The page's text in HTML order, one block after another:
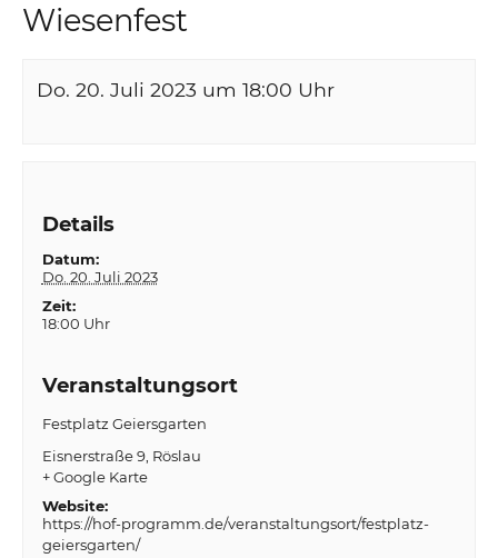
Wiesenfest
Do. 20. Juli 2023 um 18:00 Uhr
Details
Datum:
Do. 20. Juli 2023
Zeit:
18:00 Uhr
Veranstaltungsort
Festplatz Geiersgarten
Eisnerstraße 9 Röslau
+ Google Karte
Website:
https://hof-programm.de/veranstaltungsort/festplatz-
geiersgarten/